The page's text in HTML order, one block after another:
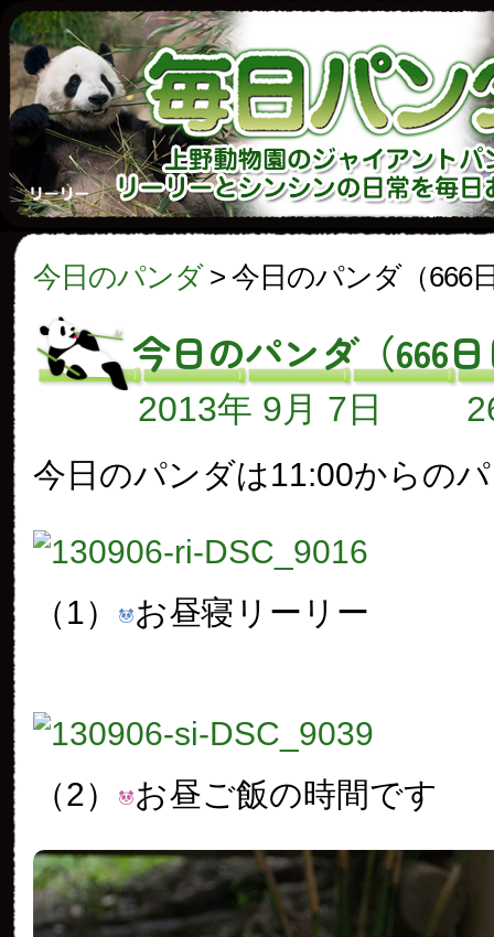
今日のパンダ> 今日のパンダ（666
今日のパンダ（666
2013年 9月 7日
今日のパンダは11:00からの
（1） お昼寝リーリー
（2） お昼ご飯の時間です